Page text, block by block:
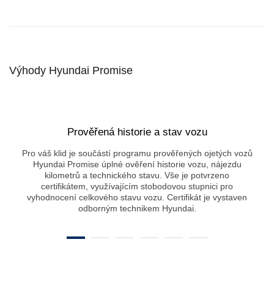
Výhody Hyundai Promise
Prověřená historie a stav vozu
Pro váš klid je součástí programu prověřených ojetých vozů
Hyundai Promise úplné ověření historie vozu, nájezdu
kilometrů a technického stavu. Vše je potvrzeno
certifikátem, využívajícím stobodovou stupnici pro
vyhodnocení celkového stavu vozu. Certifikát je vystaven
odborným technikem Hyundai.